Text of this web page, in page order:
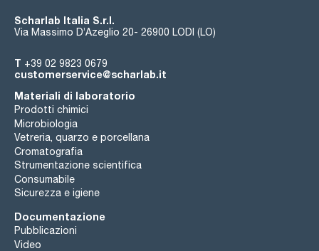
Scharlab Italia S.r.l.
Via Massimo D’Azeglio 20- 26900 LODI (LO)
T +39 02 9823 0679
customerservice@scharlab.it
Materiali di laboratorio
Prodotti chimici
Microbiologia
Vetreria, quarzo e porcellana
Cromatografia
Strumentazione scientifica
Consumabile
Sicurezza e igiene
Documentazione
Pubblicazioni
Video